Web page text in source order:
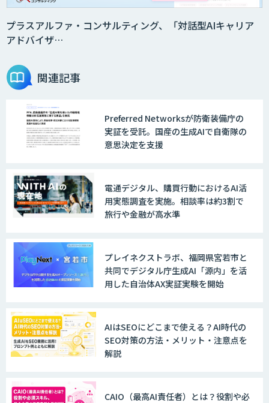
DX推進のパートナーに「ジンベイ 生成
AI・DXコンサルティング」
JAPAN AI SALES
JAPAN AI MARKETING
ントが自動処理します 『Knowfa（ノウ
ファ）受注AIエージェント』
データ構造化ソリューション「DX-laei」
プラスアルファ・コンサルティング、「対話型AIキャリア
アドバイザ…
関連記事
Preferred Networksが防衛装備庁の
実証を受託。国産の生成AIで自衛隊の
意思決定を支援
電通デジタル、購買行動におけるAI活
用実態調査を実施。相談率は約3割で
旅行や金融が高水準
プレイネクストラボ、福岡県宮若市と
共同でデジタル庁生成AI「源内」を活
用した自治体AX実証実験を開始
AIはSEOにどこまで使える？AI時代の
SEO対策の方法・メリット・注意点を
解説
CAIO（最高AI責任者）とは？役割や必